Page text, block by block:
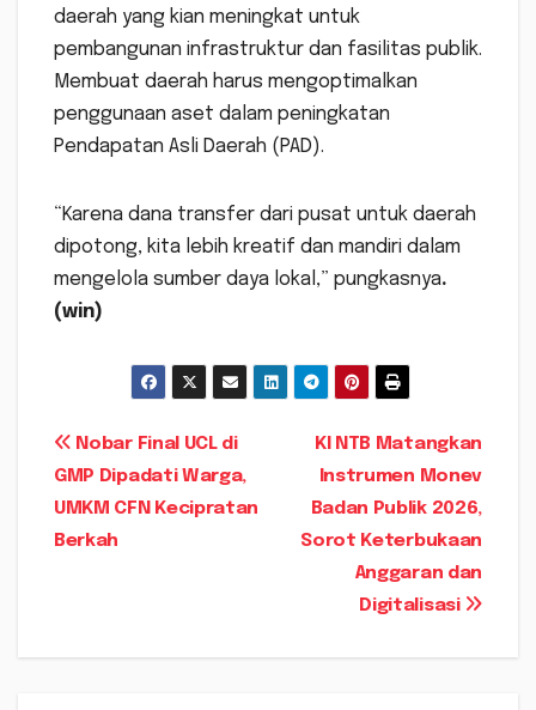
daerah yang kian meningkat untuk
pembangunan infrastruktur dan fasilitas publik.
Membuat daerah harus mengoptimalkan
penggunaan aset dalam peningkatan
Pendapatan Asli Daerah (PAD).
“Karena dana transfer dari pusat untuk daerah
dipotong, kita lebih kreatif dan mandiri dalam
mengelola sumber daya lokal,” pungkasnya.
(win)
Navigasi
pos
KI NTB Matangkan
Instrumen Monev
Badan Publik 2026,
Sorot Keterbukaan
Anggaran dan
Digitalisasi
Nobar Final UCL di
GMP Dipadati Warga,
UMKM CFN Kecipratan
Berkah